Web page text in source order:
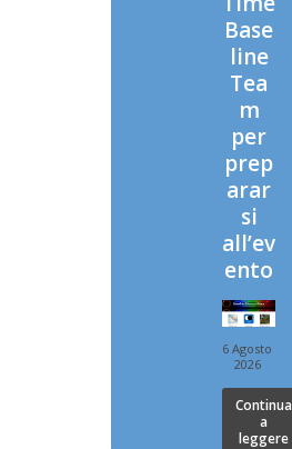
Base
line
Tea
m
per
prep
arar
si
all’ev
ento
6 Agosto
2026
Continua
a
leggere